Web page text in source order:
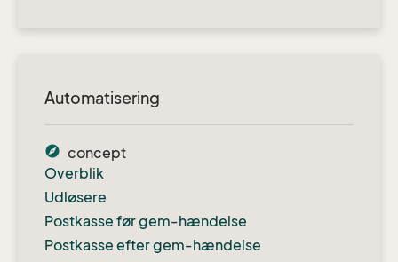
Automatisering
explore concept
Overblik
Udløsere
Postkasse før gem-hændelse
Postkasse efter gem-hændelse